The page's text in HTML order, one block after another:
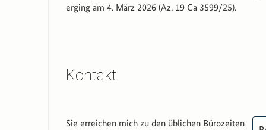
erging am 4. März 2026 (Az. 19 Ca 3599/25).
Kontakt:
Sie erreichen mich zu den üblichen Bürozeiten